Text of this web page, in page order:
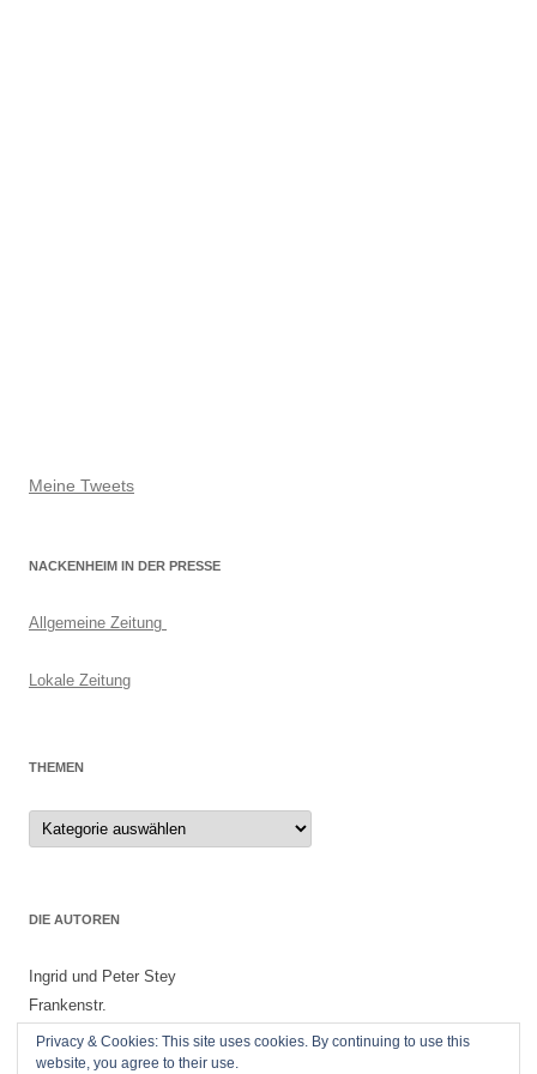
Meine Tweets
NACKENHEIM IN DER PRESSE
Allgemeine Zeitung
Lokale Zeitung
THEMEN
Themen
DIE AUTOREN
Ingrid und Peter Stey
Frankenstr.
55299 Nackenheim
Privacy & Cookies: This site uses cookies. By continuing to use this
website, you agree to their use.